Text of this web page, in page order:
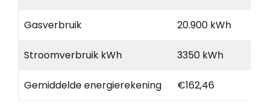
Gasverbruik 20.900 kWh
Stroomverbruik kWh 3350 kWh
Gemiddelde energierekening €162,46